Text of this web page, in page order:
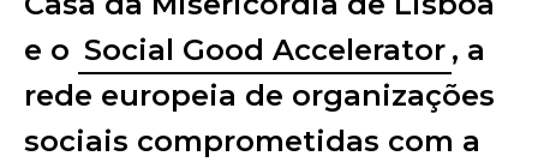
e o Social Good Accelerator , a
rede europeia de organizações
sociais comprometidas com a